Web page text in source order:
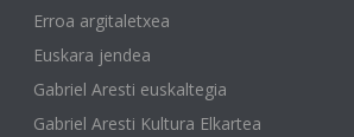
Erroa argitaletxea
Euskara jendea
Gabriel Aresti euskaltegia
Gabriel Aresti Kultura Elkartea